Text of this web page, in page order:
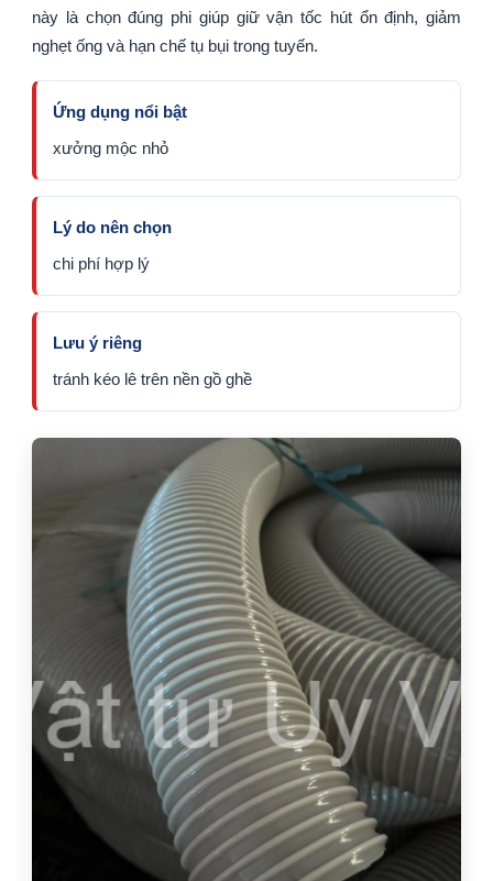
này là chọn đúng phi giúp giữ vận tốc hút ổn định, giảm
nghẹt ống và hạn chế tụ bụi trong tuyến.
Ứng dụng nổi bật
xưởng mộc nhỏ
Lý do nên chọn
chi phí hợp lý
Lưu ý riêng
tránh kéo lê trên nền gồ ghề